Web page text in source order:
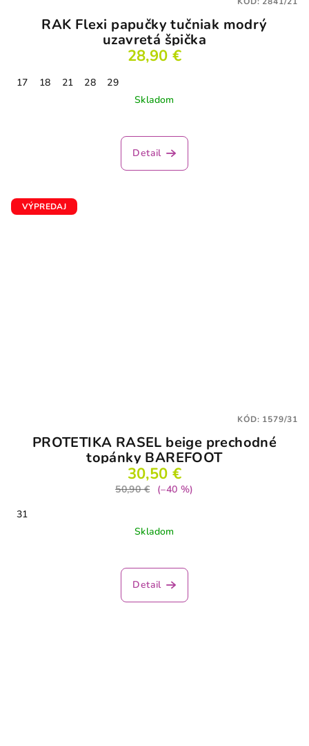
RAK Flexi papučky tučniak modrý
uzavretá špička
28,90 €
17 18 21 28
29
Skladom
Detail
VÝPREDAJ
PROTETIKA RASEL beige prechodné
topánky BAREFOOT
30,50 €
50,90 €
(–40 %)
31
Skladom
Detail
KÓD: 1579/31